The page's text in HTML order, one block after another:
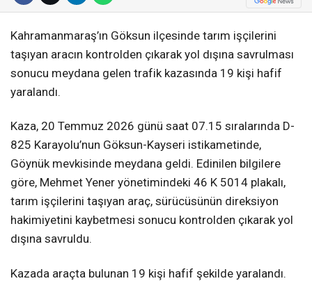
Kahramanmaraş’ın Göksun ilçesinde tarım işçilerini
taşıyan aracın kontrolden çıkarak yol dışına savrulması
sonucu meydana gelen trafik kazasında 19 kişi hafif
yaralandı.
Kaza, 20 Temmuz 2026 günü saat 07.15 sıralarında D-
825 Karayolu’nun Göksun-Kayseri istikametinde,
Göynük mevkisinde meydana geldi. Edinilen bilgilere
göre, Mehmet Yener yönetimindeki 46 K 5014 plakalı,
tarım işçilerini taşıyan araç, sürücüsünün direksiyon
hakimiyetini kaybetmesi sonucu kontrolden çıkarak yol
dışına savruldu.
Kazada araçta bulunan 19 kişi hafif şekilde yaralandı.